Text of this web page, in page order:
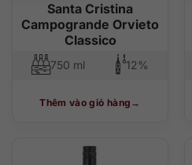
Santa Cristina
Campogrande Orvieto
Classico
750 ml 12%
Thêm vào giỏ hàng